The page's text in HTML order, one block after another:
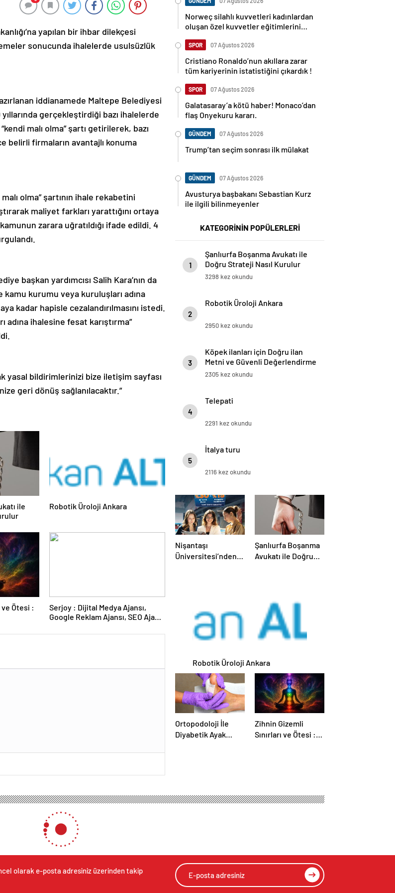
yapılan bir ihbar dilekçesi
sonucunda ihalelerde usulsüzlük
iddianamede Maltepe Belediyesi
gerçekleştirdiği bazı ihalelerde
malı olma” şartı getirilerek, bazı
belirli firmaların avantajlı konuma
olma” şartının ihale rekabetini
maliyet farkları yarattığını ortaya
zarara uğratıldığı ifade edildi. 4
başkan yardımcısı Salih Kara’nın da
kurumu veya kuruluşları adına
kadar hapisle cezalandırılmasını istedi.
ihalesine fesat karıştırma”
yasal bildirimlerinizi bize iletişim sayfası
geri dönüş sağlanılacaktır.”
ile
Robotik Üroloji Ankara
ve Ötesi :
Serjoy : Dijital Medya Ajansı,
Google Reklam Ajansı, SEO Ajansı
Norweç silahlı kuvvetleri kadınlardan
oluşan özel kuvvetler eğitimlerini
SPOR 07 Ağustos 2026
Cristiano Ronaldo’nun akıllara zarar
tüm kariyerinin istatistiğini çıkardık !
SPOR 07 Ağustos 2026
Galatasaray’a kötü haber! Monaco’dan
flaş Onyekuru kararı.
GÜNDEM 07 Ağustos 2026
Trump’tan seçim sonrası ilk mülakat
GÜNDEM 07 Ağustos 2026
Avusturya başbakanı Sebastian Kurz
ile ilgili bilinmeyenler
KATEGORİNİN POPÜLERLERİ
1
Şanlıurfa Boşanma Avukatı ile
Doğru Strateji Nasıl Kurulur
3298 kez okundu
2
Robotik Üroloji Ankara
2950 kez okundu
3
Köpek ilanları için Doğru ilan
Metni ve Güvenli Değerlendirme
Rehberi
2305 kez okundu
4
Telepati
2291 kez okundu
5
İtalya turu
2116 kez okundu
Nişantaşı
Üniversitesi’nden
Şanlıurfa Boşanma
Avukatı ile Doğru
Robotik Üroloji Ankara
Ortopodoloji İle
Diyabetik Ayak
Zihnin Gizemli
Sınırları ve Ötesi :
terörist etkisiz!